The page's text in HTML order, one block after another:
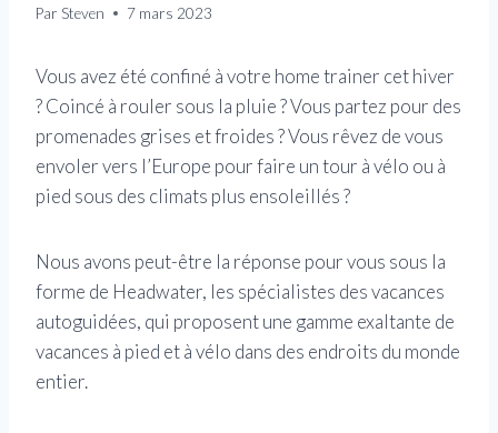
Par Steven 7 mars 2023
Vous avez été confiné à votre home trainer cet hiver
? Coincé à rouler sous la pluie ? Vous partez pour des
promenades grises et froides ? Vous rêvez de vous
envoler vers l’Europe pour faire un tour à vélo ou à
pied sous des climats plus ensoleillés ?
Nous avons peut-être la réponse pour vous sous la
forme de Headwater, les spécialistes des vacances
autoguidées, qui proposent une gamme exaltante de
vacances à pied et à vélo dans des endroits du monde
entier.